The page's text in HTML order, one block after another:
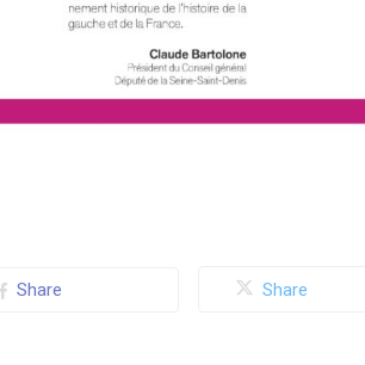
Share Share